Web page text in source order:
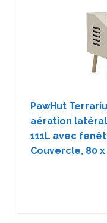
PawHut
aération
111L avec
Couvercle, 80